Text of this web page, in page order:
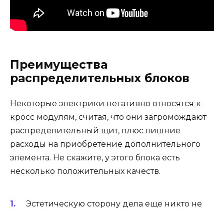
Преимущества
распределительных блоков
Некоторые электрики негативно относятся к
кросс модулям, считая, что они загромождают
распределительный щит, плюс лишние
расходы на приобретение дополнительного
элемента. Не скажите, у этого блока есть
несколько положительных качеств.
Эстетическую сторону дела еще никто не